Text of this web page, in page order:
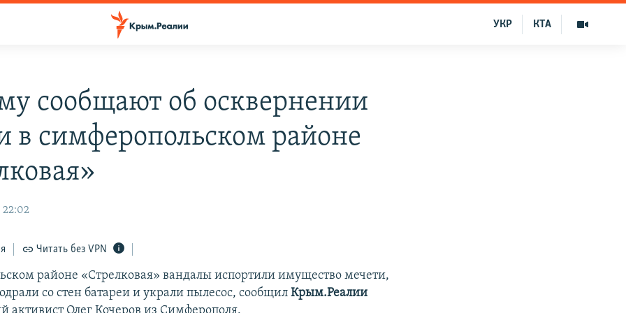
КТА
УКР
сообщают об осквернении
в симферопольском районе
22:02
Читать без VPN
районе «Стрелковая» вандалы испортили имущество мечети,
со стен батареи и украли пылесос, сообщилКрым.Реалии